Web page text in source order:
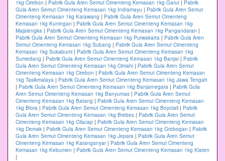
1kg Cirebon | Pabrik Gula Aren Semut Cimenteng Kemasan 1kg Garut | Pabrik
Gula Aren Semut Cimenteng Kemasan 1kg Indramayu | Pabrik Gula Aren Semut
Cimenteng Kemasan 1kg Karawang | Pabrik Gula Aren Semut Cimenteng
Kemasan 1kg Kuningan | Pabrik Gula Aren Semut Cimenteng Kemasan 1kg
Majalengka | Pabrik Gula Aren Semut Cimenteng Kemasan 1kg Pangandaran |
Pabrik Gula Aren Semut Cimenteng Kemasan 1kg Purwakarta | Pabrik Gula Aren
Semut Cimenteng Kemasan 1kg Subang | Pabrik Gula Aren Semut Cimenteng
Kemasan 1kg Sukabumi | Pabrik Gula Aren Semut Cimenteng Kemasan 1kg
Sumedang | Pabrik Gula Aren Semut Cimenteng Kemasan 1kg Banjar| Pabrik
Gula Aren Semut Cimenteng Kemasan 1kg Cimahi | Pabrik Gula Aren Semut
Cimenteng Kemasan 1kg Cirebon | Pabrik Gula Aren Semut Cimenteng Kemasan
1kg Tasikmalaya | Pabrik Gula Aren Semut Cimenteng Kemasan 1kg Jawa Tengah
| Pabrik Gula Aren Semut Cimenteng Kemasan 1kg Banjarnegara | Pabrik Gula
Aren Semut Cimenteng Kemasan 1kg Banyumas | Pabrik Gula Aren Semut
Cimenteng Kemasan 1kg Batang | Pabrik Gula Aren Semut Cimenteng Kemasan
1kg Blora | Pabrik Gula Aren Semut Cimenteng Kemasan 1kg Boyolali | Pabrik
Gula Aren Semut Cimenteng Kemasan 1kg Brebes | Pabrik Gula Aren Semut
Cimenteng Kemasan 1kg Cilacap | Pabrik Gula Aren Semut Cimenteng Kemasan
1kg Demak | Pabrik Gula Aren Semut Cimenteng Kemasan 1kg Grobogan | Pabrik
Gula Aren Semut Cimenteng Kemasan 1kg Jepara | Pabrik Gula Aren Semut
Cimenteng Kemasan 1kg Karanganyar| Pabrik Gula Aren Semut Cimenteng
Kemasan 1kg Kebumen | Pabrik Gula Aren Semut Cimenteng Kemasan 1kg Klaten
|